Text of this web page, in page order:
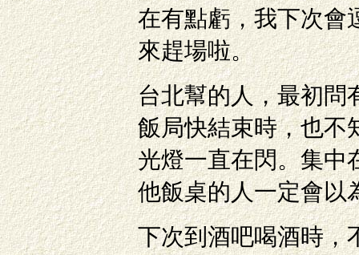
在有點虧，我下次會
來趕場啦。
台北幫的人，最初問
飯局快結束時，也不
光燈一直在閃。集中
他飯桌的人一定會以
下次到酒吧喝酒時，